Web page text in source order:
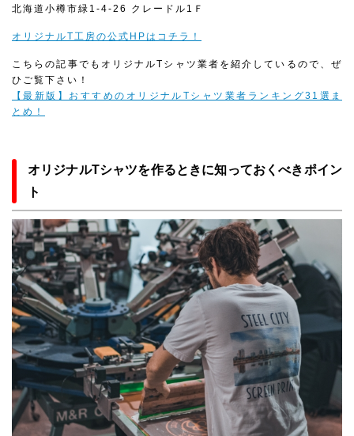
北海道小樽市緑1-4-26 クレードル1Ｆ
オリジナルT工房の公式HPはコチラ！
こちらの記事でもオリジナルTシャツ業者を紹介しているので、ぜ
ひご覧下さい！
【最新版】おすすめのオリジナルTシャツ業者ランキング31選ま
とめ！
オリジナルTシャツを作るときに知っておくべきポイン
ト